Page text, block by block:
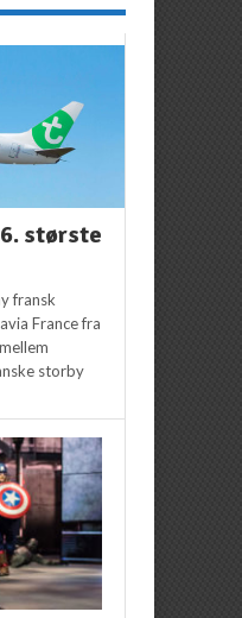
største
fransk
France fra
storby